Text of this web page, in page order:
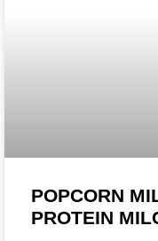
POPCORN
PROTEIN